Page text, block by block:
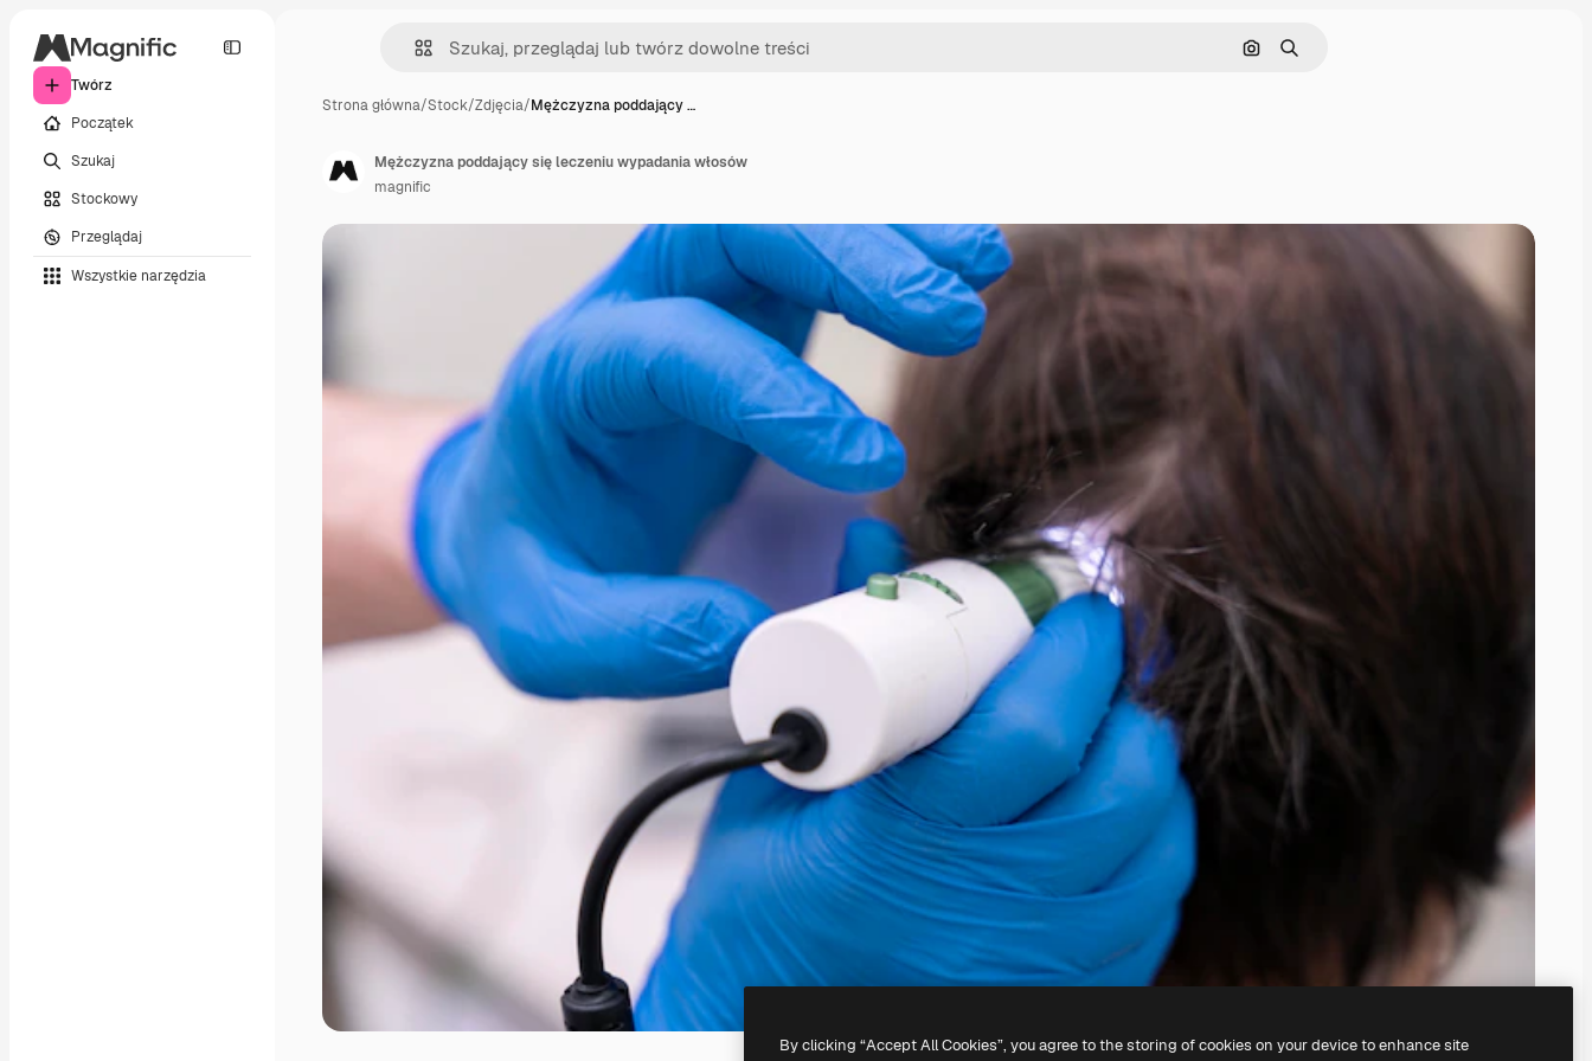
Twórz
Początek
Szukaj
Stockowy
Przeglądaj
Wszystkie narzędzia
Szukaj według obrazu
Szukaj
Strona główna/Stock/Zdjęcia/Mężczyzna poddający …
Mężczyzna poddający się leczeniu wypadania włosów
magnific
By clicking “Accept All Cookies”, you agree to the storing of cookies on your device to enhance site